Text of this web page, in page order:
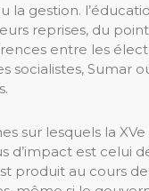
la gestion.
reprises, du
entre les
socialistes, Sumar
sur lesquels la
d’impact est celui
produit au cours